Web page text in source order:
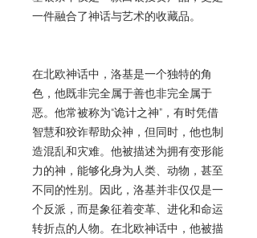
一件融合了神话与艺术的收藏品。
在北欧神话中，洛基是一个独特的角
色，他既非完全属于善也非完全属于
恶。他常被称为“诡计之神”，有时凭借
智慧和狡诈帮助众神，但同时，他也制
造混乱和灾难。他被描述为拥有变形能
力的神，能够化身为人类、动物，甚至
不同的性别。因此，洛基并非仅仅是一
个反派，而是象征着变革、进化和命运
转折点的人物。在北欧神话中，他被描